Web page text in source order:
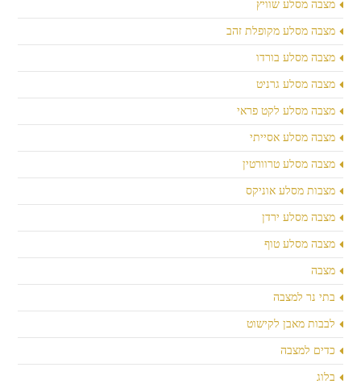
מצבה מסלע שוויץ
מצבה מסלע מקופלת זהב
מצבה מסלע בורדו
מצבה מסלע גרניט
מצבה מסלע לקט פראי
מצבה מסלע אסייתי
מצבה מסלע טרוורטין
מצבות מסלע אוניקס
מצבה מסלע ירדן
מצבה מסלע טוף
מצבה
בתי נר למצבה
לבבות מאבן לקישוט
כדים למצבה
בלוג